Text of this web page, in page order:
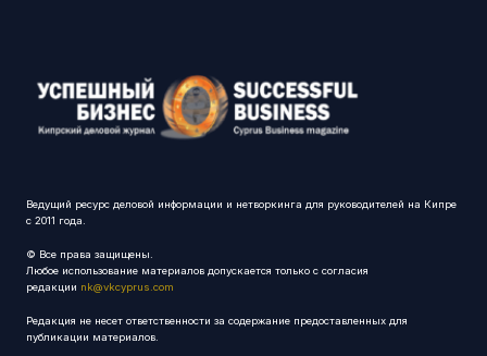
Ведущий ресурс деловой информации и нетворкинга для руководителей на Кипре
с 2011 года.
© Все права защищены.
Любое использование материалов допускается только с согласия
редакции nk@vkcyprus.com
Редакция не несет ответственности за содержание предоставленных для
публикации материалов.